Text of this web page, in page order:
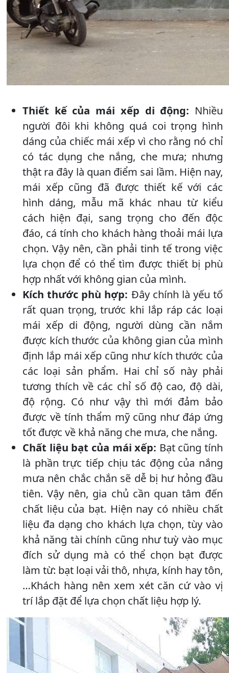
Thiết kế của mái xếp di động: Nhiều
người đôi khi không quá coi trọng hình
dáng của chiếc mái xếp vì cho rằng nó chỉ
có tác dụng che nắng, che mưa; nhưng
thật ra đây là quan điểm sai lầm. Hiện nay,
mái xếp cũng đã được thiết kế với các
hình dáng, mẫu mã khác nhau từ kiểu
cách hiện đại, sang trọng cho đến độc
đáo, cá tính cho khách hàng thoải mái lựa
chọn. Vậy nên, cần phải tinh tế trong việc
lựa chọn để có thể tìm được thiết bị phù
hợp nhất với không gian của mình.
Kích thước phù hợp: Đây chính là yếu tố
rất quan trọng, trước khi lắp ráp các loại
mái xếp di động, người dùng cần nắm
được kích thước của không gian của mình
định lắp mái xếp cũng như kích thước của
các loại sản phẩm. Hai chỉ số này phải
tương thích về các chỉ số độ cao, độ dài,
độ rộng. Có như vậy thì mới đảm bảo
được về tính thẩm mỹ cũng như đáp ứng
tốt được về khả năng che mưa, che nắng.
Chất liệu bạt của mái xếp: Bạt cũng tính
là phần trực tiếp chịu tác động của nắng
mưa nên chắc chắn sẽ dễ bị hư hỏng đầu
tiên. Vậy nên, gia chủ cần quan tâm đến
chất liệu của bạt. Hiện nay có nhiều chất
liệu đa dạng cho khách lựa chọn, tùy vào
khả năng tài chính cũng như tuỳ vào mục
đích sử dụng mà có thể chọn bạt được
làm từ: bạt loại vải thô, nhựa, kính hay tôn,
…Khách hàng nên xem xét căn cứ vào vị
trí lắp đặt để lựa chọn chất liệu hợp lý.